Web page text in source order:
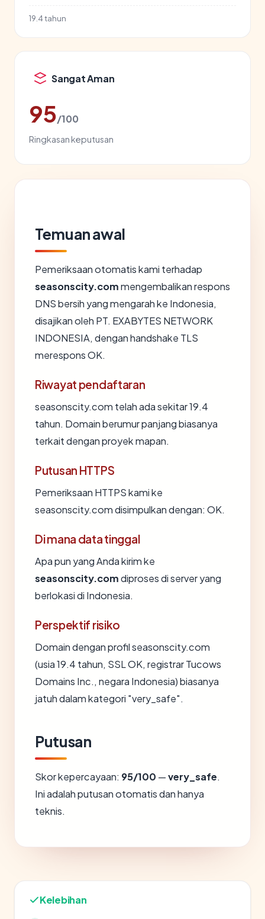
19.4 tahun
Sangat Aman
95/100
Ringkasan keputusan
Temuan awal
Pemeriksaan otomatis kami terhadap
seasonscity.commengembalikan respons
DNS bersih yang mengarah ke Indonesia,
disajikan oleh PT. EXABYTES NETWORK
INDONESIA, dengan handshake TLS
merespons OK.
Riwayat pendaftaran
seasonscity.com telah ada sekitar 19.4
tahun. Domain berumur panjang biasanya
terkait dengan proyek mapan.
Putusan HTTPS
Pemeriksaan HTTPS kami ke
seasonscity.com disimpulkan dengan: OK.
Di mana data tinggal
Apa pun yang Anda kirim ke
seasonscity.comdiproses di server yang
berlokasi di Indonesia.
Perspektif risiko
Domain dengan profil seasonscity.com
(usia 19.4 tahun, SSL OK, registrar Tucows
Domains Inc., negara Indonesia) biasanya
jatuh dalam kategori "very_safe".
Putusan
Skor kepercayaan: 95/100 —very_safe.
Ini adalah putusan otomatis dan hanya
teknis.
Kelebihan